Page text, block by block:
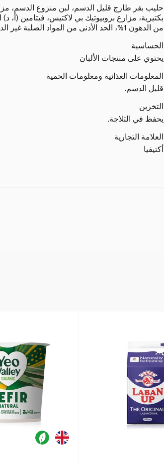
حليب بقر طازج قليل الدسم، لبن منزوع الدسم،
بكتيرية، مزارع بروبيوتيك بي لاكتيس، فيتامين (أ، د)
من الدهون 1%، الحد الأدنى من المواد الصلبة غير الدهنية 8.5%
الحساسية
يحتوي على منتجات الألبان
المعلومات الغذائية ومعلومات الحمية
قليل الدسم.
التخزين
يحفظ في الثلاجة.
العلامة التجارية
أكتيفيا